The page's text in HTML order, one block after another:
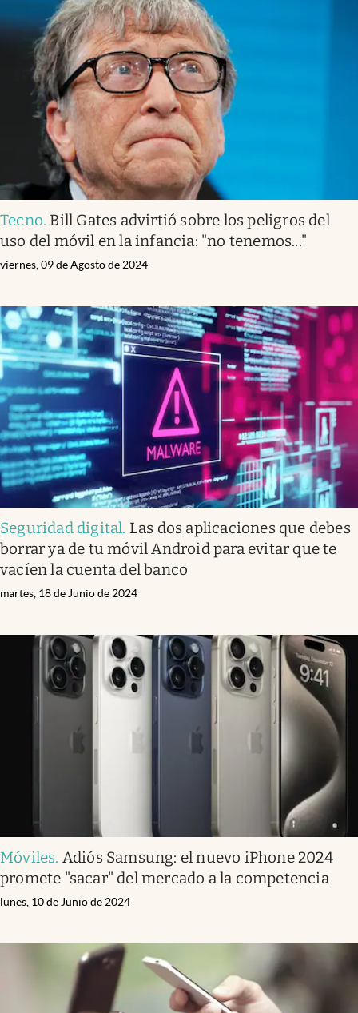
Tecno. Bill Gates advirtió sobre los peligros del
uso del móvil en la infancia: "no tenemos..."
viernes, 09 de Agosto de 2024
Seguridad digital. Las dos aplicaciones que debes
borrar ya de tu móvil Android para evitar que te
vacíen la cuenta del banco
martes, 18 de Junio de 2024
Móviles. Adiós Samsung: el nuevo iPhone 2024
promete "sacar" del mercado a la competencia
lunes, 10 de Junio de 2024